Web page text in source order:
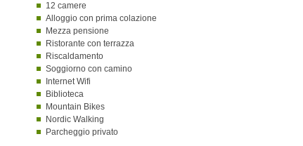
12 camere
Alloggio con prima colazione
Mezza pensione
Ristorante con terrazza
Riscaldamento
Soggiorno con camino
Internet Wifi
Biblioteca
Mountain Bikes
Nordic Walking
Parcheggio privato